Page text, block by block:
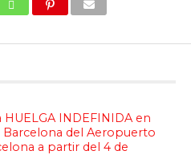
HUELGA INDEFINIDA en
del Aeropuerto
a partir del 4 de